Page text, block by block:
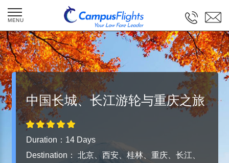
Website is under construction! We are
coming soon! Call us (250)8843389 for
booking flights and tours.
中国长城、长江游轮与重庆之旅
Duration：14 Days
Destination：
北京、西安、桂林、重庆、长江、